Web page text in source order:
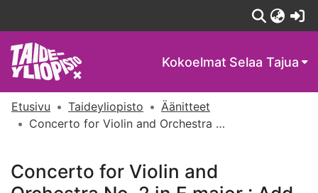
Kokoelmat Selaa Tajua
Etusivu Taideyliopisto
Äänitteet
Concerto for Violin and Orchestra No. 2 in E major : Add-a-soloist ; you play the solo part
Concerto for Violin and